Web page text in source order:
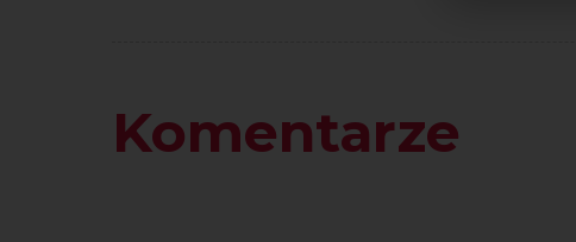
Komentarze